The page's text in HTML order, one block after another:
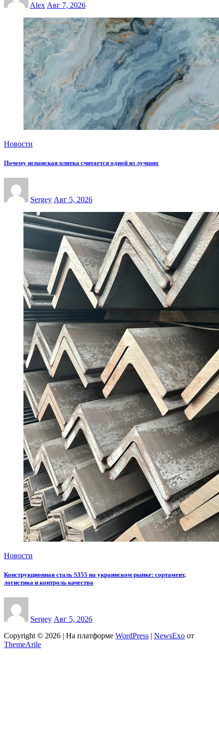
Alex Авг 7, 2026
Новости
Почему испанская плитка считается одной из лучших
Sergey Авг 5, 2026
Новости
Конструкционная сталь S355 на украинском рынке: сортамент,
логистика и контроль качества
Sergey Авг 5, 2026
Copyright © 2026 | На платформе WordPress NewsExo от
ThemeArile